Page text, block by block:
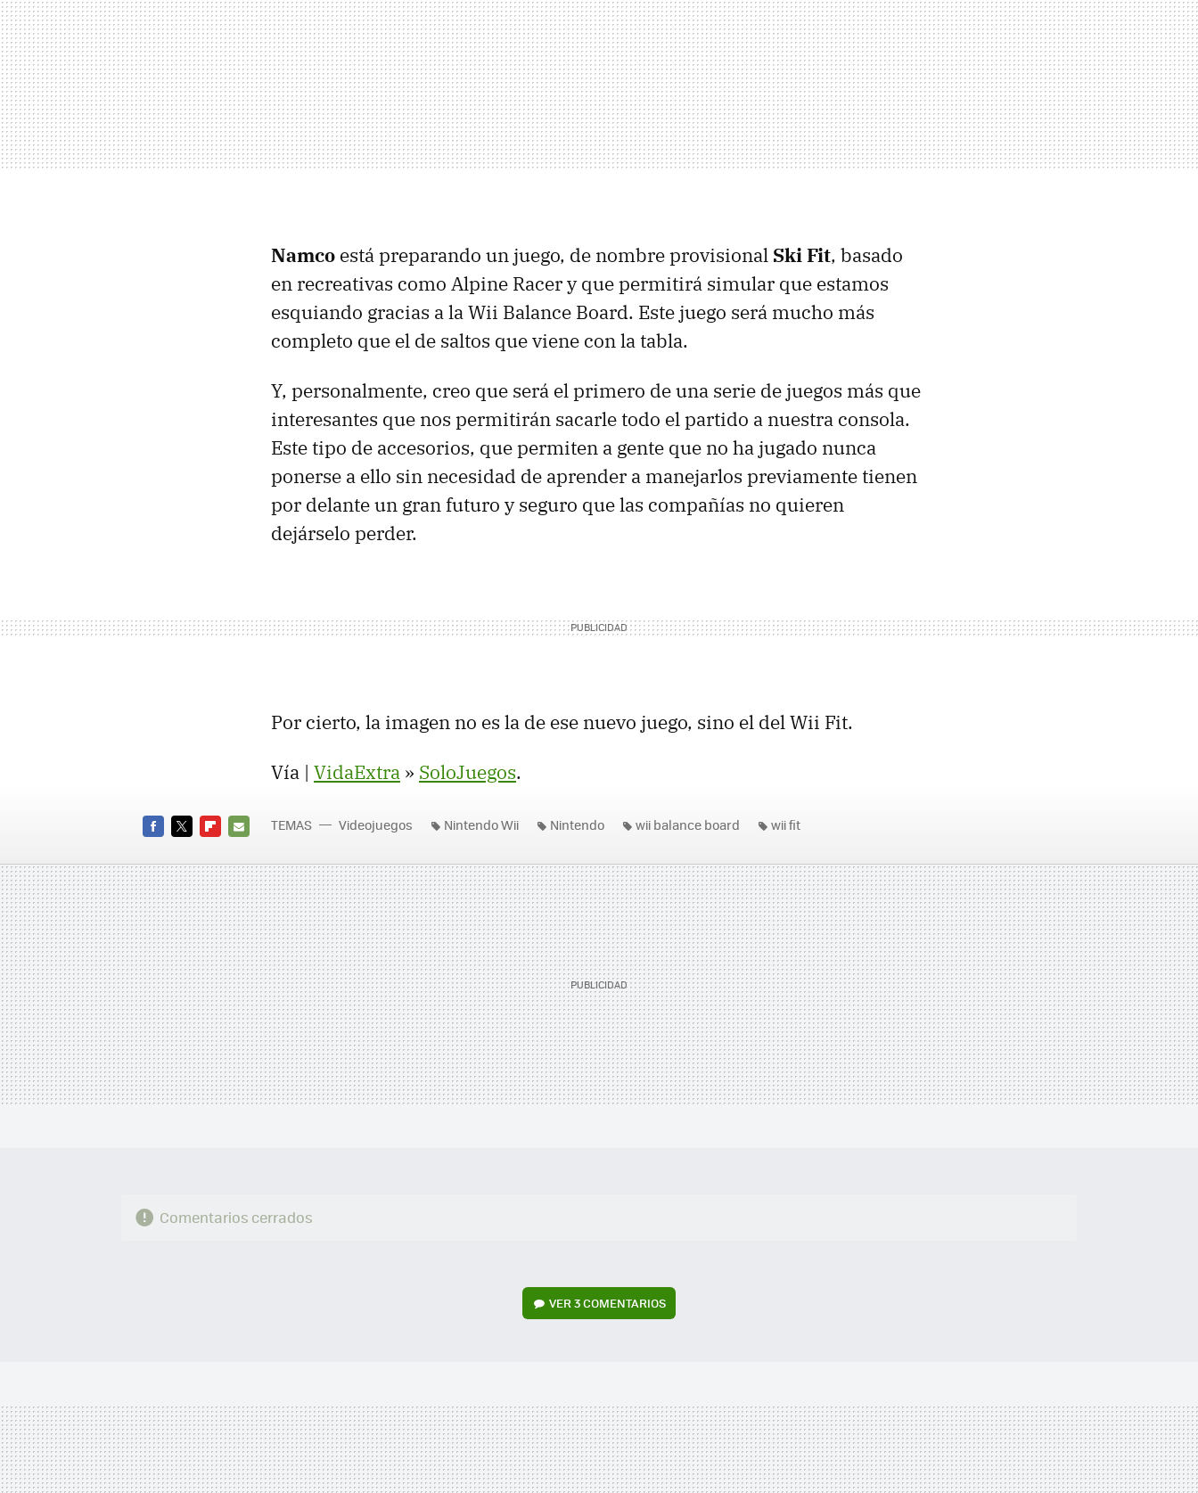
Namco está preparando un juego, de nombre provisional Ski Fit, basado
en recreativas como Alpine Racer y que permitirá simular que estamos
esquiando gracias a la Wii Balance Board. Este juego será mucho más
completo que el de saltos que viene con la tabla.
Y, personalmente, creo que será el primero de una serie de juegos más que
interesantes que nos permitirán sacarle todo el partido a nuestra consola.
Este tipo de accesorios, que permiten a gente que no ha jugado nunca
ponerse a ello sin necesidad de aprender a manejarlos previamente tienen
por delante un gran futuro y seguro que las compañías no quieren
dejárselo perder.
Por cierto, la imagen no es la de ese nuevo juego, sino el del Wii Fit.
Vía | VidaExtra » SoloJuegos.
MAIL
TEMAS Videojuegos Nintendo Wii Nintendo wii balance board wii fit
Comentarios cerrados
VER3 COMENTARIOS